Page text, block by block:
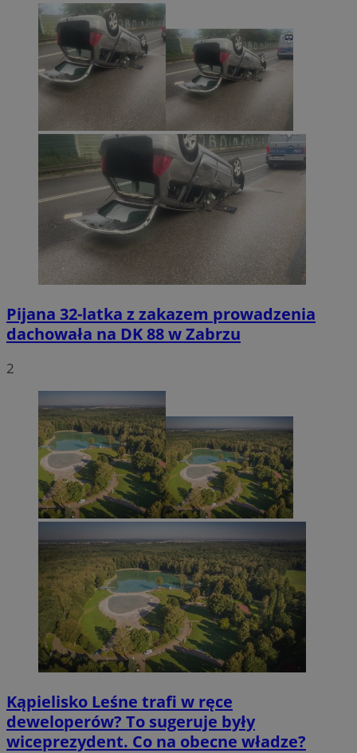
Pijana 32-latka z zakazem prowadzenia
dachowała na DK 88 w Zabrzu
2
Kąpielisko Leśne trafi w ręce
deweloperów? To sugeruje były
wiceprezydent. Co na obecne władze?